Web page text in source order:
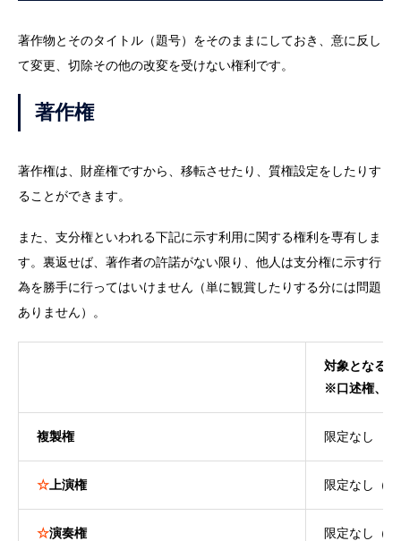
著作物とそのタイトル（題号）をそのままにしておき、意に反し
て変更、切除その他の改変を受けない権利です。
著作権
著作権は、財産権ですから、移転させたり、質権設定をしたりす
ることができます。
また、支分権といわれる下記に示す利用に関する権利を専有しま
す。裏返せば、著作者の許諾がない限り、他人は支分権に示す行
為を勝手に行ってはいけません（単に観賞したりする分には問題
ありません）。
対象となる
※口述権、展
複製権 限定なし
☆ 上演権 限定なし（
☆演奏権 限定なし（